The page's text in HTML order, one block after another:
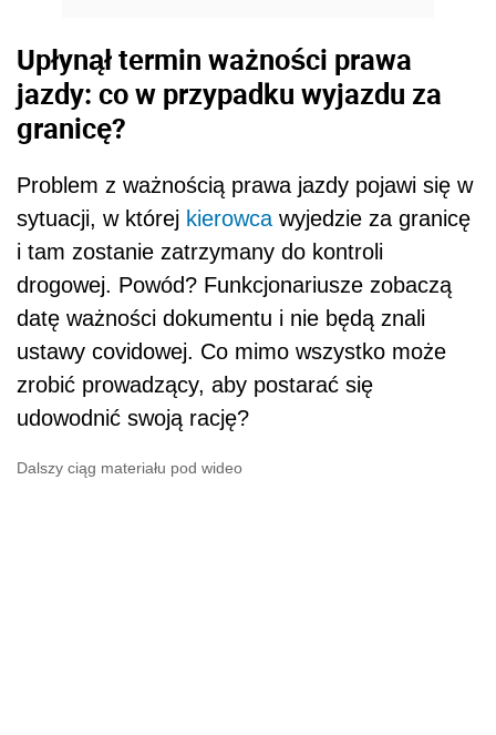
Upłynął termin ważności prawa
jazdy: co w przypadku wyjazdu za
granicę?
Problem z ważnością prawa jazdy pojawi się w
sytuacji, w której kierowca wyjedzie za granicę
i tam zostanie zatrzymany do kontroli
drogowej. Powód? Funkcjonariusze zobaczą
datę ważności dokumentu i nie będą znali
ustawy covidowej. Co mimo wszystko może
zrobić prowadzący, aby postarać się
udowodnić swoją rację?
Dalszy ciąg materiału pod wideo